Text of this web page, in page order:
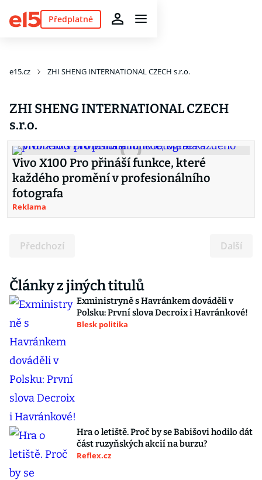
Předplatné
e15.cz ZHI SHENG INTERNATIONAL CZECH s.r.o.
ZHI SHENG INTERNATIONAL CZECH
s.r.o.
Vivo X100 Pro přináší funkce, které
každého promění v profesionálního
fotografa
Reklama
Předchozí Další
Články z jiných titulů
Exministryně s Havránkem dováděli v
Polsku: První slova Decroix i Havránkové!
Blesk politika
Hra o letiště. Proč by se Babišovi hodilo dát
část ruzyňských akcií na burzu?
Reflex.cz